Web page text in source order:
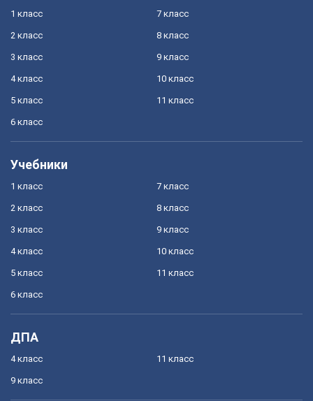
1 класс
2 класс
3 класс
4 класс
5 класс
6 класс
7 класс
8 класс
9 класс
10 класс
11 класс
Учебники
1 класс
2 класс
3 класс
4 класс
5 класс
6 класс
7 класс
8 класс
9 класс
10 класс
11 класс
ДПА
4 класс
9 класс
11 класс